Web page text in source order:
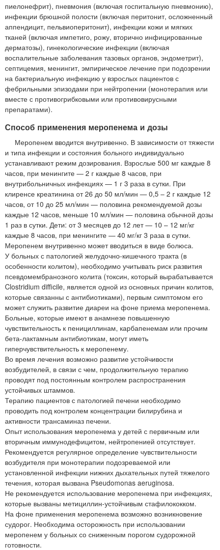
пиелонефрит), пневмония (включая госпитальную пневмонию),
инфекции брюшной полости (включая перитонит, осложненный
аппендицит, пельвиоперитонит), инфекции кожи и мягких
тканей (включая импетиго, рожу, вторично инфицированные
дерматозы), гинекологические инфекции (включая
воспалительные заболевания тазовых органов, эндометрит),
септицемия, менингит, эмпирическое лечение при подозрении
на бактериальную инфекцию у взрослых пациентов с
фебрильными эпизодами при нейтропении (монотерапия или
вместе с противогрибковыми или противовирусными
препаратами).
Способ применения меропенема и дозы
Меропенем вводится внутривенно. В зависимости от тяжести
и типа инфекции и состояния больного индивидуально
устанавливают режим дозирования. Взрослые 500 мг каждые 8
часов, при менингите — 2 г каждые 8 часов, при
внутрибольничных инфекциях — 1 г 3 раза в сутки. При
клиренсе креатинина от 26 до 50 мл/мин — 0,5 – 2 г каждые 12
часов, от 10 до 25 мл/мин — половина рекомендуемой дозы
каждые 12 часов, меньше 10 мл/мин — половина обычной дозы
1 раз в сутки. Дети: от 3 месяцев до 12 лет — 10 – 12 мг/кг
каждые 8 часов, при менингите — 40 мг/кг 3 раза в сутки.
Меропенем внутривенно может вводиться в виде болюса.
У больных с патологией желудочно-кишечного тракта (в
особенности колитом), необходимо учитывать риск развития
псевдомембранозного колита (токсин, который вырабатывается
Clostridium difficile, является одной из основных причин колитов,
которые связанны с антибиотиками), первым симптомом его
может служить развитие диареи на фоне приема меропенема.
Больные, которые имеют в анамнезе повышенную
чувствительность к пенициллинам, карбапенемам или прочим
бета-лактамным антибиотикам, могут иметь
гиперчувствительность к меропенему.
Во время лечения возможно развитие устойчивости
возбудителей, в связи с чем, продолжительную терапию
проводят под постоянным контролем распространения
устойчивых штаммов.
Терапию пациентов с патологией печени необходимо
проводить под контролем концентрации билирубина и
активности трансаминаз печени.
Опыт использования меропенема у детей с первичным или
вторичным иммунодефицитом, нейтропенией отсутствует.
Рекомендуется регулярное определение чувствительности
возбудителя при монотерапии подозреваемой или
установленной инфекции нижних дыхательных путей тяжелого
течения, которая вызвана Pseudomonas aeruginosa.
Не рекомендуется использование меропенема при инфекциях,
которые вызваны метициллин-устойчивым стафилококком.
На фоне применения меропенема возможно возникновение
судорог. Необходима осторожность при использовании
меропенем у больных со сниженным порогом судорожной
готовности.